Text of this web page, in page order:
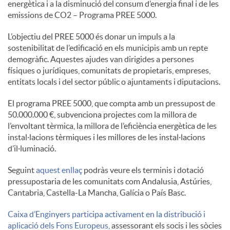
S
o
c
i
a
l
s
energètica i a la disminució del consum d’energia final i de les
emissions de CO2 – Programa PREE 5000.
L’objectiu del PREE 5000 és donar un impuls a la
sostenibilitat de l’edificació en els municipis amb un repte
demogràfic. Aquestes ajudes van dirigides a persones
físiques o jurídiques, comunitats de propietaris, empreses,
entitats locals i del sector públic o ajuntaments i diputacions.
El programa PREE 5000, que compta amb un pressupost de
50.000.000 €, subvenciona projectes com la millora de
l’envoltant tèrmica, la millora de l’eficiència energètica de les
instal·lacions tèrmiques i les millores de les instal·lacions
d’il·luminació.
Seguintaquest enllaç podràs veure els terminis i dotació
pressupostaria de les comunitats com Andalusia, Astúries,
Cantabria, Castella-La Mancha, Galícia o País Basc.
Caixa d’Enginyers participa activament en la distribució i
aplicació dels Fons Europeus, assessorant els socis i les sòcies